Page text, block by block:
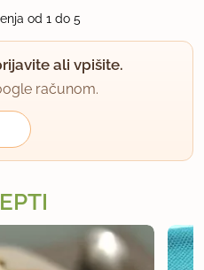
čez lužo doma.
Chocolate_brownie
od 1 do 5
ali vpišite.
računom.